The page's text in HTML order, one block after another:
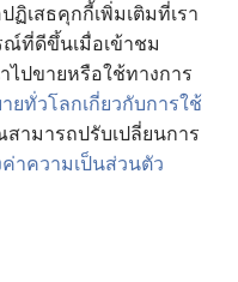
เสธคุกกี้เพิ่มเติมที่เรา
ที่ดีขึ้นเมื่อเข้าชม
ปขายหรือใช้ทางการ
ยทั่วโลกเกี่ยวกับการใช้
ามารถปรับเปลี่ยนการ
าความเป็นส่วนตัว
Society of Pennsylvania.
งข้อมูลส่วนบุคคล |การตั้งค่า